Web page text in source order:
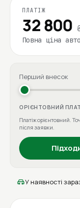
ПЛАТІЖ
32 800
Повна ціна
Перший внесок
ОРІЄНТОВНИЙ
Платіж орієнтовний.
після заявки.
У наявності